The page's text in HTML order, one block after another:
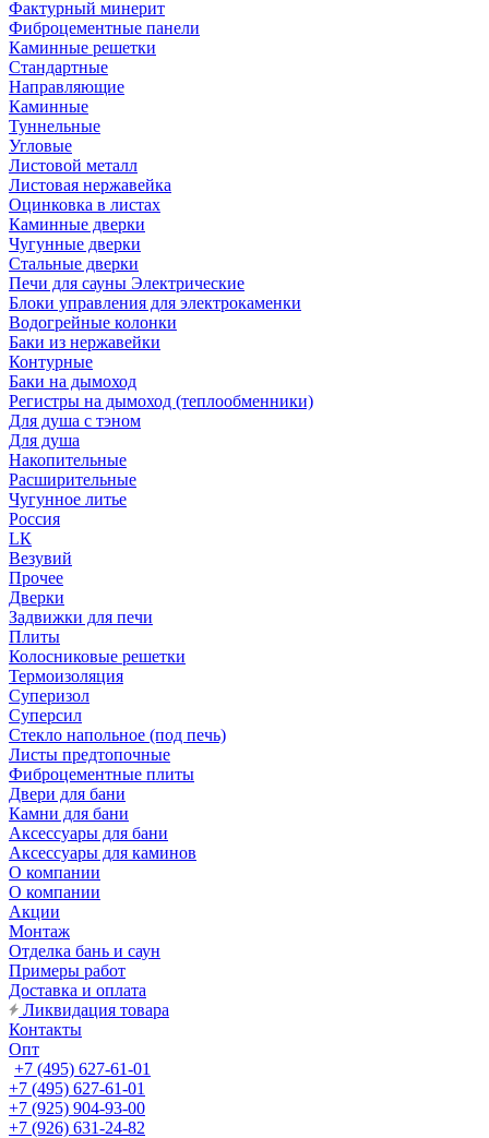
Фактурный минерит
Фиброцементные панели
Каминные решетки
Стандартные
Направляющие
Каминные
Туннельные
Угловые
Листовой металл
Листовая нержавейка
Оцинковка в листах
Каминные дверки
Чугунные дверки
Стальные дверки
Печи для сауны Электрические
Блоки управления для электрокаменки
Водогрейные колонки
Баки из нержавейки
Контурные
Баки на дымоход
Регистры на дымоход (теплообменники)
Для душа с тэном
Для душа
Накопительные
Расширительные
Чугунное литье
Россия
LК
Везувий
Прочее
Дверки
Задвижки для печи
Плиты
Колосниковые решетки
Термоизоляция
Суперизол
Суперсил
Стекло напольное (под печь)
Листы предтопочные
Фиброцементные плиты
Двери для бани
Камни для бани
Аксессуары для бани
Аксессуары для каминов
О компании
О компании
Акции
Монтаж
Отделка бань и саун
Примеры работ
Доставка и оплата
Ликвидация товара
Контакты
Опт
+7 (495) 627-61-01
+7 (495) 627-61-01
+7 (925) 904-93-00
+7 (926) 631-24-82